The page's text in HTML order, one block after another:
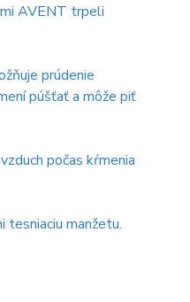
AVENT trpeli
prúdenie
púšťať a môže piť
počas kŕmenia
tesniaciu manžetu.